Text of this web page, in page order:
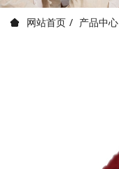
网站首页 产品中心